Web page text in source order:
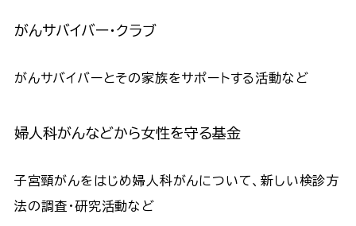
がんサバイバー・クラブ
がんサバイバーとその家族をサポートする活動など
婦人科がんなどから女性を守る基金
子宮頸がんをはじめ婦人科がんについて、新しい検診方
法の調査・研究活動など